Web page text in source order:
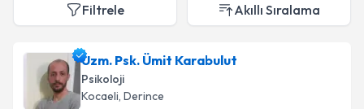
Filtrele Akıllı Sıralama
Uzm. Psk. Ümit Karabulut
Psikoloji
Kocaeli, Derince